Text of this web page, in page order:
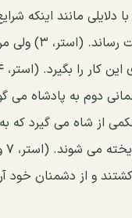
دلایلی مانند اینکه
شاه اجازه می
(استر، ۵) استر در میهمانی
و در ادامه استر حکمی از
و از دشمنان خود